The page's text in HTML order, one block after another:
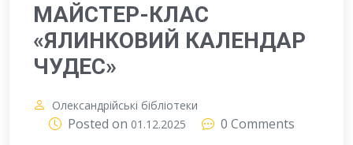
МАЙСТЕР-КЛАС
«ЯЛИНКОВИЙ КАЛЕНДАР
ЧУДЕС»
Олександрійські бібліотеки
Posted on 01.12.2025
0 Comments